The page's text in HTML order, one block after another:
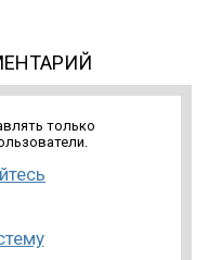
только